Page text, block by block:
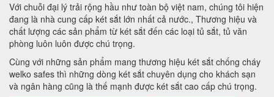
Với chuỗi đại lý trải rộng hầu như toàn bộ việt nam, chúng tôi hiện
đang là nhà cung cấp két sắt lớn nhất cả nước., Thương hiệu và
chất lượng các sản phẩm từ két sắt đến các loại tủ sắt, tủ văn
phòng luôn luôn được chú trọng.
Cùng với những sản phẩm mang thương hiệu két sắt chống cháy
welko safes thì những dòng két sắt chuyên dụng cho khách sạn
và ngân hàng cũng là thế mạnh được két sắt cao cấp chú trọng.